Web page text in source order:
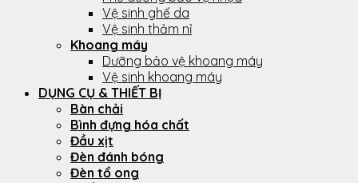
Vệ sinh ghế da
Vệ sinh thảm nỉ
Khoang máy
Dưỡng bảo vệ khoang máy
Vệ sinh khoang máy
DỤNG CỤ & THIẾT BỊ
Bàn chải
Bình đựng hóa chất
Đầu xịt
Đèn đánh bóng
Đèn tổ ong